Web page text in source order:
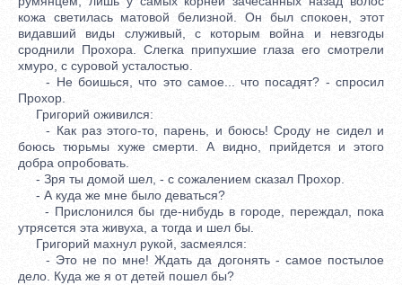
кожа светилась матовой белизной. Он был спокоен, этот
видавший виды служивый, с которым война и невзгоды
сроднили Прохора. Слегка припухшие глаза его смотрели
хмуро, с суровой усталостью.
- Не боишься, что это самое... что посадят? - спросил
Прохор.
Григорий оживился:
- Как раз этого-то, парень, и боюсь! Сроду не сидел и
боюсь тюрьмы хуже смерти. А видно, прийдется и этого
добра опробовать.
- Зря ты домой шел, - с сожалением сказал Прохор.
- А куда же мне было деваться?
- Прислонился бы где-нибудь в городе, переждал, пока
утрясется эта живуха, а тогда и шел бы.
Григорий махнул рукой, засмеялся:
- Это не по мне! Ждать да догонять - самое постылое
дело. Куда же я от детей пошел бы?